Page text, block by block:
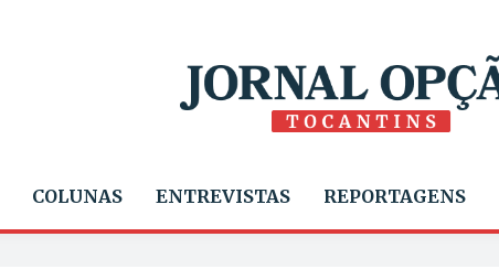
COLUNAS ENTREVISTAS REPORTAGENS